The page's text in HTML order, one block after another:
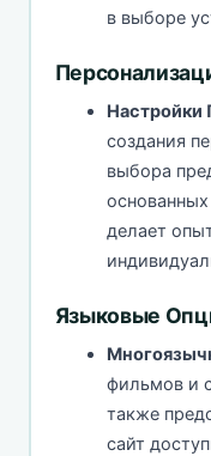
в выборе
Настройки
создания
выбора
делает
Языковые
фильмов и
также
сайт